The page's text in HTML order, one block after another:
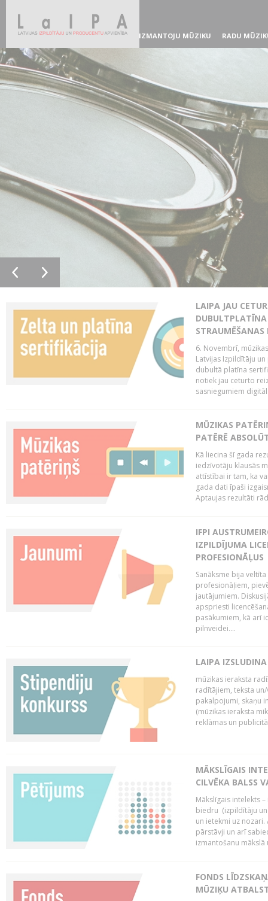
IZMANTOJU MŪZIKU RADU
LAIPA JAU
DUBULTPLATĪNA
6. Novembrī,
Latvijas Izpildītāju
dubultā platīna
notiek jau ceturto
sasniegumiem
MŪZIKAS
PATĒRĒ
Kā liecina šī gada
iedzīvotāju klausās
attīstībai ir tam, ka
gada dati īpaši
Aptaujas rezultāti
IFPI
IZPILDĪJUMA
PROFESIONĀĻUS
Sanāksme bija
profesionāļiem,
jautājumiem.
apspriesti
pasākumiem, kā arī
pilnveidei....
LAIPA
mūzikas ieraksta
radītājiem, teksta
pakalpojumi, skaņu
(mūzikas ieraksta
reklāmas un
MĀKSLĪGAIS
CILVĒKA BALSS
Mākslīgais intelekts
biedru (izpildītāju
un ietekmi uz
pārstāvji un arī
izmantošanu mākslā
FONDS
MŪZIĶU